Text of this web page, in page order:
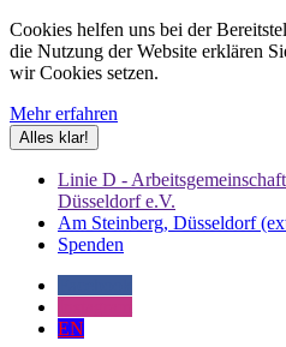
Cookies helfen uns bei der
die Nutzung der Website erklären
wir Cookies setzen.
Mehr erfahren
Alles klar!
Linie D -
Düsseldorf e.V.
Am Steinberg, Düsseldorf
Spenden
EN